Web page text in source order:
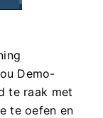
Demo-
te raak met
te oefen en